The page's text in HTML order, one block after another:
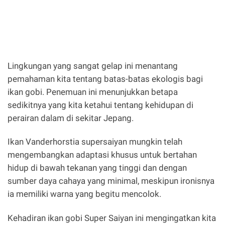
Lingkungan yang sangat gelap ini menantang
pemahaman kita tentang batas-batas ekologis bagi
ikan gobi. Penemuan ini menunjukkan betapa
sedikitnya yang kita ketahui tentang kehidupan di
perairan dalam di sekitar Jepang.
Ikan Vanderhorstia supersaiyan mungkin telah
mengembangkan adaptasi khusus untuk bertahan
hidup di bawah tekanan yang tinggi dan dengan
sumber daya cahaya yang minimal, meskipun ironisnya
ia memiliki warna yang begitu mencolok.
Kehadiran ikan gobi Super Saiyan ini mengingatkan kita